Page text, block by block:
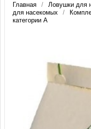
Главная Ловушки для
для насекомых
категории А